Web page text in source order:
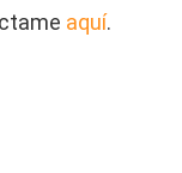
aquí.